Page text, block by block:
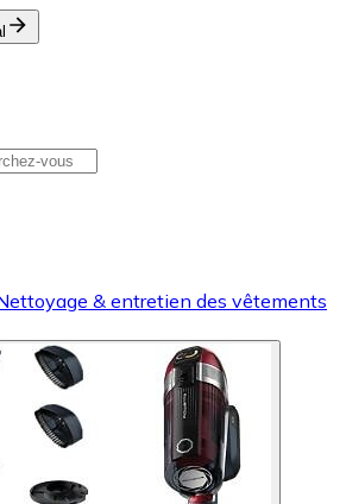
& entretien des vêtements